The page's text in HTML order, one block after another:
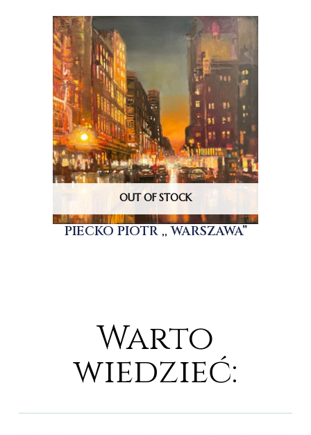
OUT OF STOCK
PIECKO PIOTR ,, WARSZAWA”
Warto
wiedzieć: